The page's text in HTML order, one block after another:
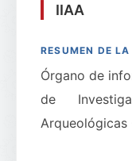
IIAA
RESUMEN DE
Órgano de
de
Arqueológicas